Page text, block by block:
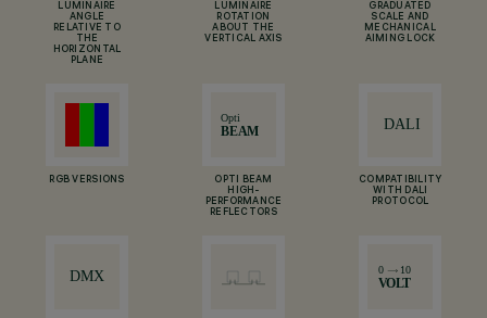
LUMINAIRE
ANGLE
RELATIVE TO
THE
HORIZONTAL
PLANE
LUMINAIRE
ROTATION
ABOUT THE
VERTICAL AXIS
GRADUATED
SCALE AND
MECHANICAL
AIMING LOCK
RGB VERSIONS
OPTI BEAM
HIGH-
PERFORMANCE
REFLECTORS
COMPATIBILITY
WITH DALI
PROTOCOL